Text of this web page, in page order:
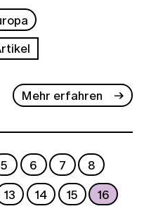
Mehr erfahren
5 6 7
8
13 14 15
16